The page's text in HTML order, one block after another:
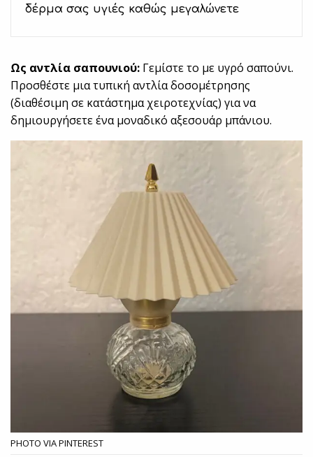
δέρμα σας υγιές καθώς μεγαλώνετε
Ως αντλία σαπουνιού: Γεμίστε το με υγρό σαπούνι.
Προσθέστε μια τυπική αντλία δοσομέτρησης
(διαθέσιμη σε κατάστημα χειροτεχνίας) για να
δημιουργήσετε ένα μοναδικό αξεσουάρ μπάνιου.
PHOTO VIA PINTEREST